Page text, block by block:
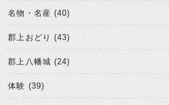
名物・名産 (40)
郡上おどり (43)
郡上八幡城 (24)
体験 (39)